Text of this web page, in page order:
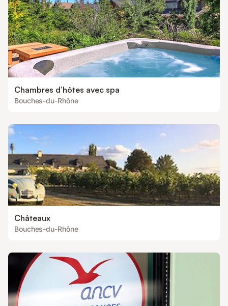
Chambres d’hôtes avec spa
Bouches-du-Rhône
Châteaux
Bouches-du-Rhône